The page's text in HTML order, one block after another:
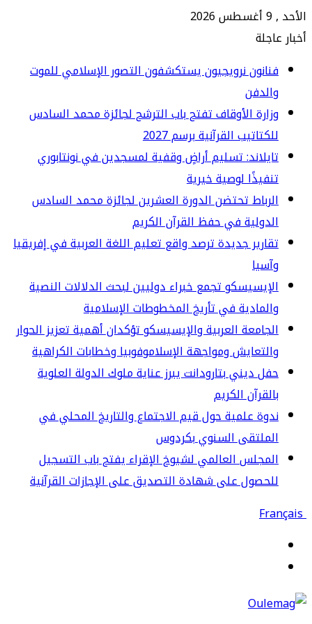
نرويجيون يستكشفون التصور الإسلامي للموت
الأوقاف تفتح باب الترشح لجائزة محمد السادس
القرآنية برسم 2027
تسليم أراضٍ وقفية لمسجدين في نونتابوري
لوصية خيرية
تحتضن الدورة العشرين لجائزة محمد السادس
في حفظ القرآن الكريم
جديدة ترصد واقع تعليم اللغة العربية في إفريقيا
تجمع خبراء دوليين لبحث الدلالات النصية
في تأريخ المخطوطات الإسلامية
العربية والإيسيسكو تؤكدان أهمية تعزيز الحوار
ومواجهة الإسلاموفوبيا وخطابات الكراهية
ديني بتارودانت يبرز عناية ملوك الدولة العلوية
الكريم
علمية حول قيم الاجتماع والتاريخ المحلي في
السنوي بكردوس
العالمي لشيوخ الإقراء يفتح باب التسجيل
على شهادة التصديق على الإجازات القرآنية